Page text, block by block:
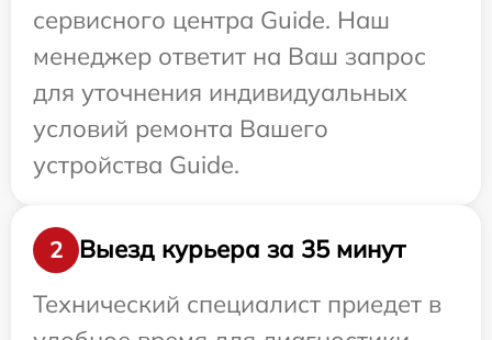
сервисного центра Guide. Наш
менеджер ответит на Ваш запрос
для уточнения индивидуальных
условий ремонта Вашего
устройства Guide.
2
Выезд курьера за 35 минут
Технический специалист приедет в